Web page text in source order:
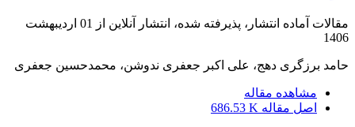
مقالات آماده انتشار، پذیرفته شده، انتشار آنلاین از
01 اردیبهشت
1406
حامد برزگری دهج، علی اکبر جعفری ندوشن، محمدحسین جعفری
مشاهده مقاله
اصل مقاله 686.53 K